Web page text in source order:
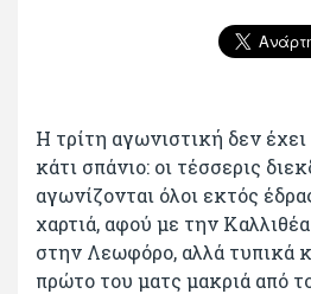
Η τρίτη αγωνιστική δεν
κάτι σπάνιο: οι τέσσερις
αγωνίζονται όλοι εκτός
χαρτιά, αφού με την
στην Λεωφόρο, αλλά τυπικά
πρώτο του ματς μακριά από